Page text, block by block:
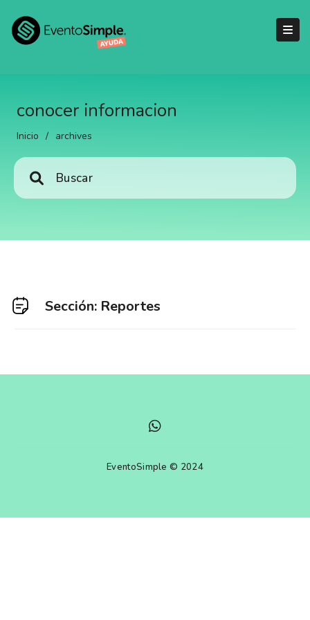
conocer informacion
Inicio / archives
Sección: Reportes
EventoSimple © 2024